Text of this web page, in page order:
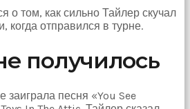
о том, как сильно Тайлер скучал
когда отправился в турне.
получилось
песня «You See